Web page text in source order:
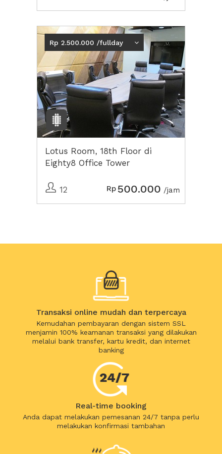
Rp 2.500.000 /fullday
Lotus Room, 18th Floor di
Eighty8 Office Tower
12 Rp 500.000 /jam
Transaksi online mudah dan terpercaya
Kemudahan pembayaran dengan sistem SSL
menjamin 100% keamanan transaksi yang dilakukan
melalui bank transfer, kartu kredit, dan internet
banking
Real-time booking
Anda dapat melakukan pemesanan 24/7 tanpa perlu
melakukan konfirmasi tambahan